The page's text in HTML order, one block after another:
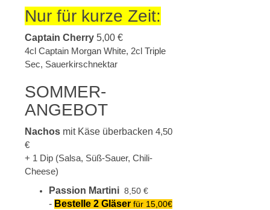
Nur für kurze Zeit:
Captain Cherry 5,00 €
4cl Captain Morgan White, 2cl Triple
Sec, Sauerkirschnektar
SOMMER-
ANGEBOT
Nachos mit Käse überbacken 4,50
€
+ 1 Dip (Salsa, Süß-Sauer, Chili-
Cheese)
Passion Martini 8,50 €
- Bestelle 2 Gläser für 15,00€